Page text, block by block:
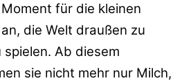
für die kleinen
die Welt draußen zu
Ab diesem
sie nicht mehr nur Milch,